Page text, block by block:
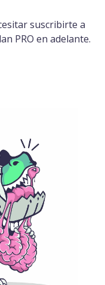
suscribirte a
PRO en adelante.